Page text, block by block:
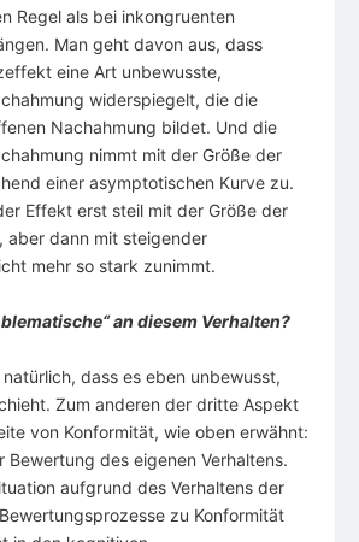
Regel als bei inkongruenten
Man geht davon aus, dass
eine Art unbewusste,
widerspiegelt, die die
Nachahmung bildet. Und die
nimmt mit der Größe der
einer asymptotischen Kurve zu.
Effekt erst steil mit der Größe der
aber dann mit steigender
mehr so stark zunimmt.
an diesem Verhalten?
dass es eben unbewusst,
Zum anderen der dritte Aspekt
von Konformität, wie oben erwähnt:
Bewertung des eigenen Verhaltens.
aufgrund des Verhaltens der
zu Konformität